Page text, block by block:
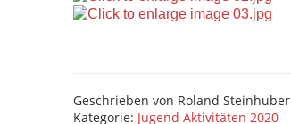
Geschrieben von Roland Steinhuber
Kategorie: Jugend Aktivitäten 2020